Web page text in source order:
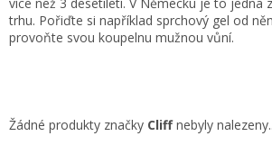
trhu. Pořiďte si například sprchový gel od
provoňte svou koupelnu mužnou vůní.
Žádné produkty značky Cliffnebyly